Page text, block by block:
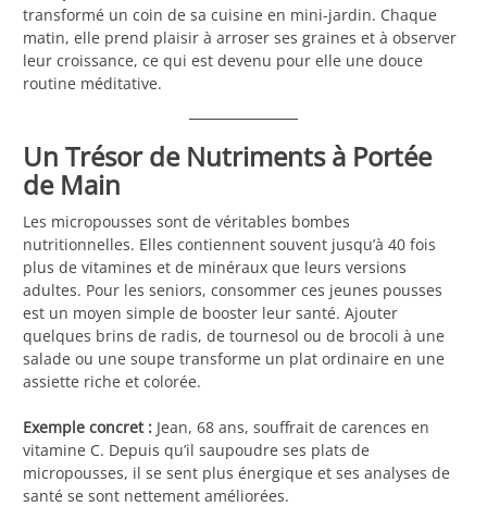
transformé un coin de sa cuisine en mini-jardin. Chaque
matin, elle prend plaisir à arroser ses graines et à observer
leur croissance, ce qui est devenu pour elle une douce
routine méditative.
Un Trésor de Nutriments à Portée
de Main
Les micropousses sont de véritables bombes
nutritionnelles. Elles contiennent souvent jusqu’à 40 fois
plus de vitamines et de minéraux que leurs versions
adultes. Pour les seniors, consommer ces jeunes pousses
est un moyen simple de booster leur santé. Ajouter
quelques brins de radis, de tournesol ou de brocoli à une
salade ou une soupe transforme un plat ordinaire en une
assiette riche et colorée.
Exemple concret : Jean, 68 ans, souffrait de carences en
vitamine C. Depuis qu’il saupoudre ses plats de
micropousses, il se sent plus énergique et ses analyses de
santé se sont nettement améliorées.